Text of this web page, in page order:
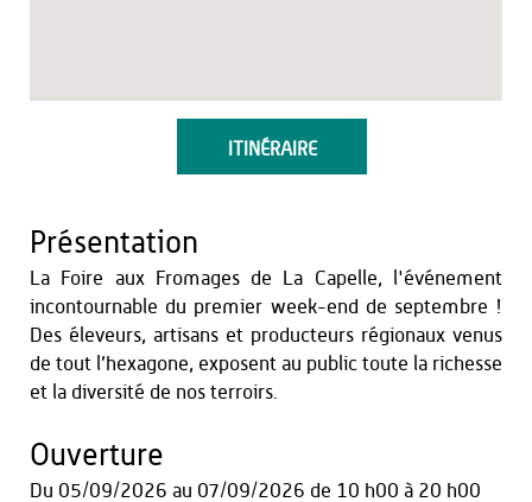
ITINÉRAIRE
Présentation
La Foire aux Fromages de La Capelle, l'événement
incontournable du premier week-end de septembre !
Des éleveurs, artisans et producteurs régionaux venus
de tout l’hexagone, exposent au public toute la richesse
et la diversité de nos terroirs.
Ouverture
Du 05/09/2026 au 07/09/2026 de 10 h00 à 20 h00